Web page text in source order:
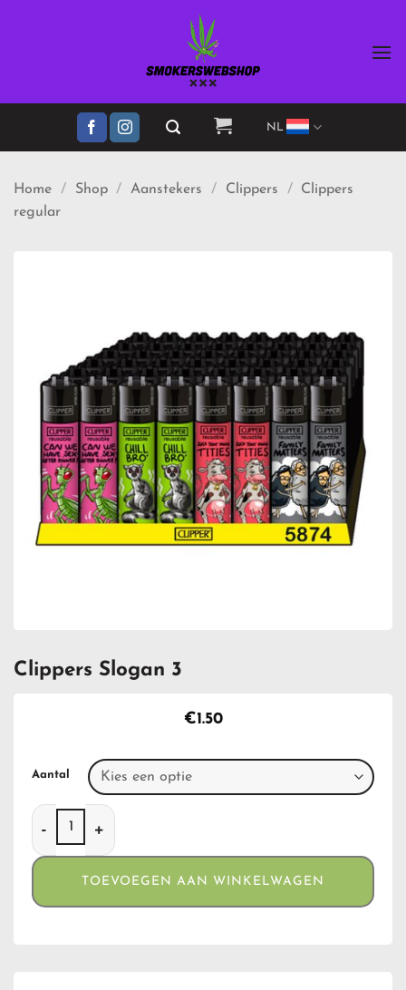
NL
Home / Shop / Aanstekers / Clippers /
Clippers
regular
Clippers Slogan 3
€1.50
Aantal
Clippers Slogan 3 aantal
TOEVOEGEN AAN WINKELWAGEN